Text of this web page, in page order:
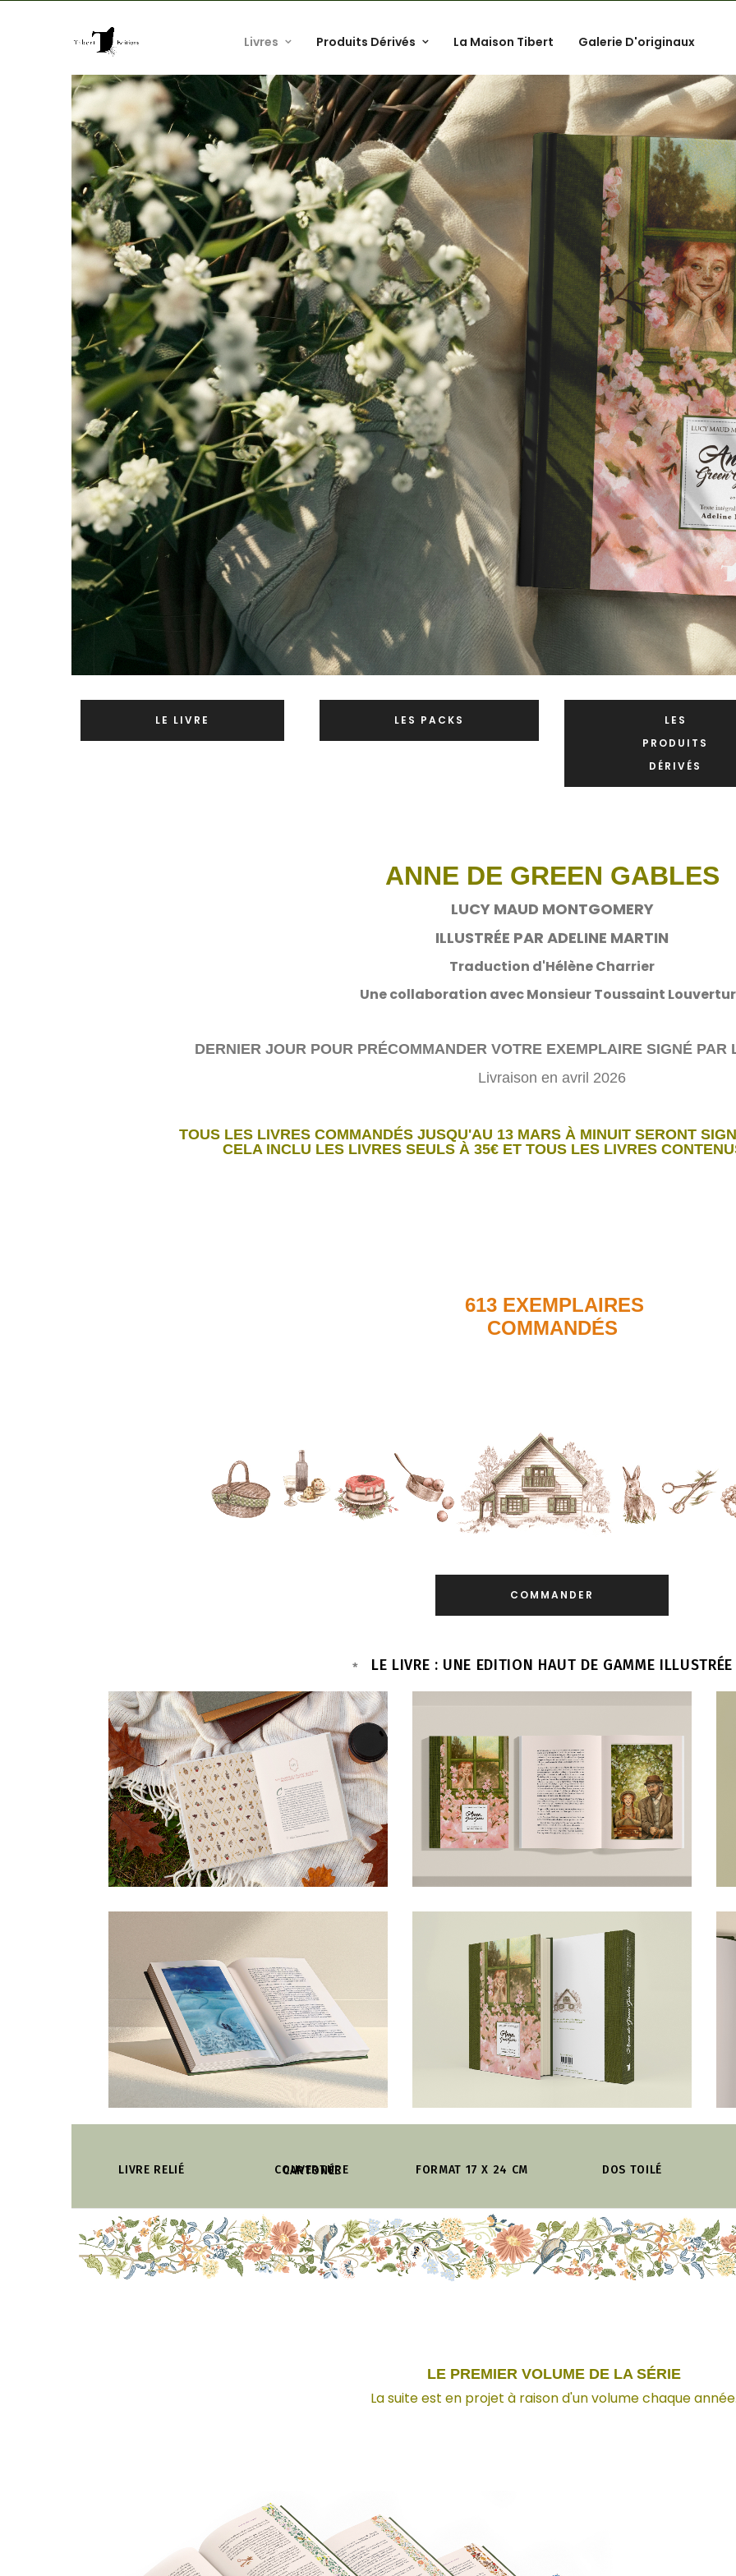
Livres Produits Dérivés La Maison Tibert Galerie D'originaux
LE LIVRE LES PACKS
LES
PRODUITS
DÉRIVÉS
ANNE DE GREEN GABLES
LUCY MAUD MONTGOMERY
ILLUSTRÉE PAR ADELINE MARTIN
Traduction d'Hélène Charrier
Une collaboration avec Monsieur Toussaint
DERNIER JOUR POUR PRÉCOMMANDER VOTRE EXEMPLAIRE SIGNÉ
Livraison en avril 2026
TOUS LES LIVRES COMMANDÉS JUSQU'AU 13 MARS À MINUIT SERONT
CELA INCLU LES LIVRES SEULS À 35€ ET TOUS LES LIVRES
613 EXEMPLAIRES
COMMANDÉS
COMMANDER
LE LIVRE : UNE EDITION HAUT DE GAMME ILLUSTRÉE
LIVRE RELIÉ COUVERTURE CARTONÉE FORMAT 17 X 24 CM DOS TOILÉ
LE PREMIER VOLUME DE LA SÉRIE
La suite est en projet à raison d'un volume chaque